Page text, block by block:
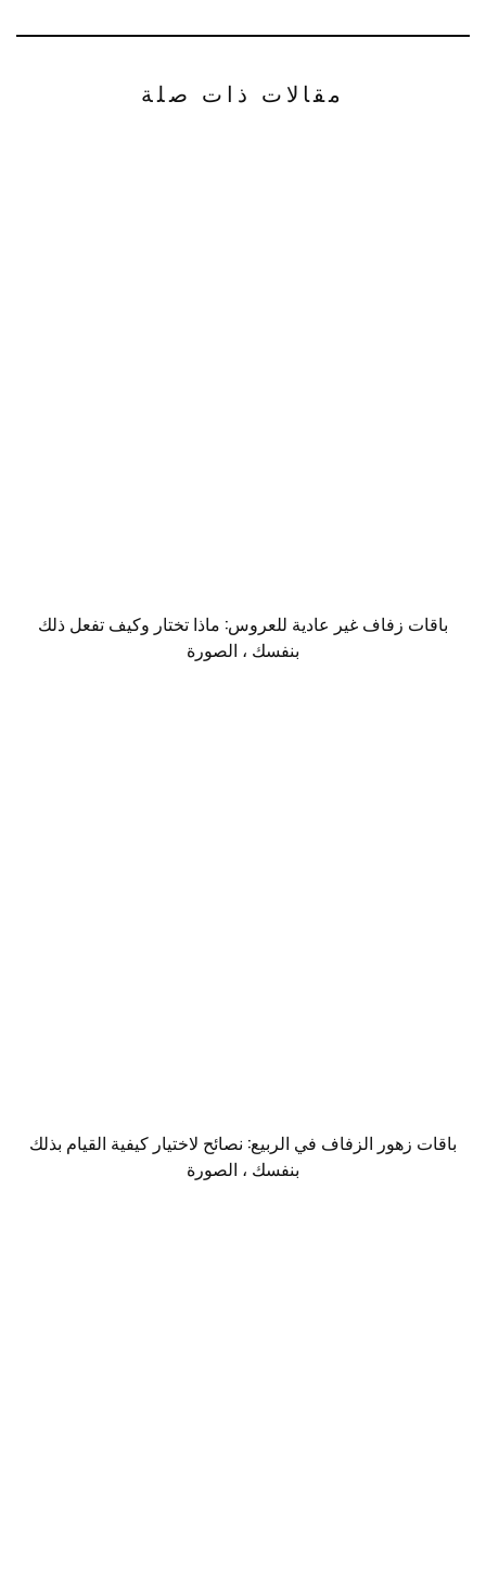
مقالات ذات صلة
باقات زفاف غير عادية للعروس: ماذا تختار وكيف تفعل ذلك
بنفسك ، الصورة
باقات زهور الزفاف في الربيع: نصائح لاختيار كيفية القيام بذلك
بنفسك ، الصورة